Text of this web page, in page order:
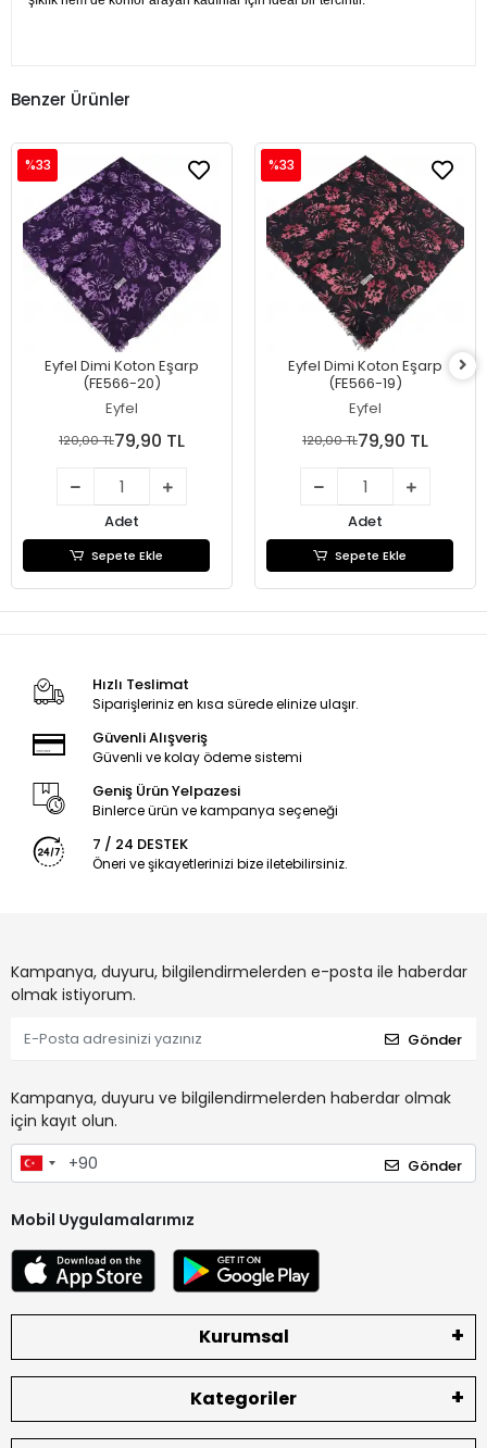
Benzer Ürünler
Eyfel Dimi Koton Eşarp
(FE566-20)
Eyfel
%33
120,00 TL79,90 TL
Adet
Sepete Ekle
Eyfel Dimi Koton Eşarp
(FE566-19)
Eyfel
%33
120,00 TL79,90 TL
Adet
Sepete Ekle
Hızlı Teslimat
Siparişleriniz en kısa sürede elinize ulaşır.
Güvenli Alışveriş
Güvenli ve kolay ödeme sistemi
Geniş Ürün Yelpazesi
Binlerce ürün ve kampanya seçeneği
7 / 24 DESTEK
Öneri ve şikayetlerinizi bize iletebilirsiniz.
Kampanya, duyuru, bilgilendirmelerden e-posta ile haberdar
olmak istiyorum.
Gönder
Kampanya, duyuru ve bilgilendirmelerden haberdar olmak
için kayıt olun.
Gönder
Mobil Uygulamalarımız
Kurumsal
Kategoriler